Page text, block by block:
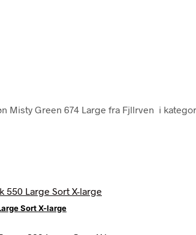
Misty Green 674 Large fra Fjllrven i
Sort X-large